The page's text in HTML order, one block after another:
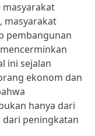
masyarakat
masyarakat
pembangunan
ini sejalan
ekonom dan
hanya dari
peningkatan